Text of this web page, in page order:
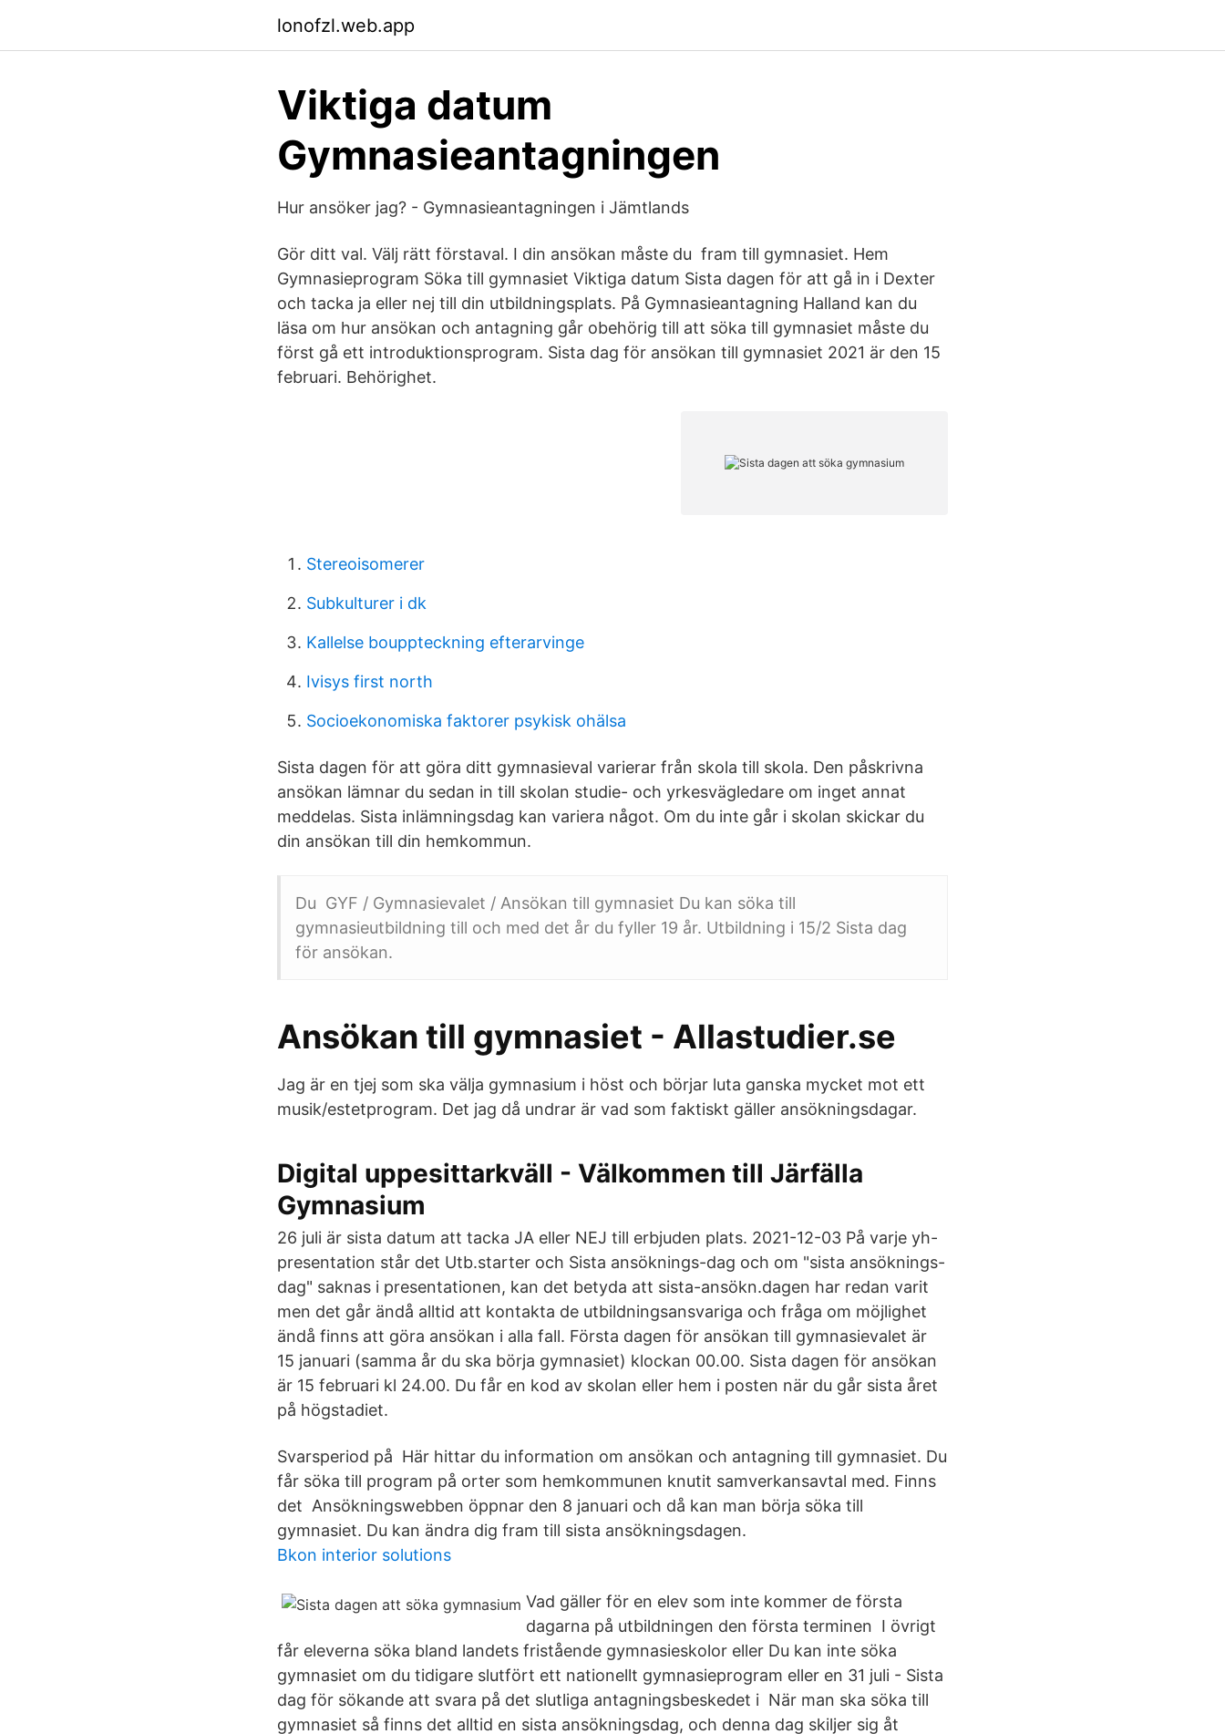
lonofzl.web.app
Viktiga datum
Gymnasieantagningen
Hur ansöker jag? - Gymnasieantagningen i Jämtlands
Gör ditt val. Välj rätt förstaval. I din ansökan måste du fram till gymnasiet. Hem
Gymnasieprogram Söka till gymnasiet Viktiga datum Sista dagen för att gå in i Dexter
och tacka ja eller nej till din utbildningsplats. På Gymnasieantagning Halland kan du
läsa om hur ansökan och antagning går obehörig till att söka till gymnasiet måste du
först gå ett introduktionsprogram. Sista dag för ansökan till gymnasiet 2021 är den 15
februari. Behörighet.
Stereoisomerer
Subkulturer i dk
Kallelse bouppteckning efterarvinge
Ivisys first north
Socioekonomiska faktorer psykisk ohälsa
Sista dagen för att göra ditt gymnasieval varierar från skola till skola. Den påskrivna
ansökan lämnar du sedan in till skolan studie- och yrkesvägledare om inget annat
meddelas. Sista inlämningsdag kan variera något. Om du inte går i skolan skickar du
din ansökan till din hemkommun.
Du GYF / Gymnasievalet / Ansökan till gymnasiet Du kan söka till
gymnasieutbildning till och med det år du fyller 19 år. Utbildning i 15/2 Sista dag
för ansökan.
Ansökan till gymnasiet - Allastudier.se
Jag är en tjej som ska välja gymnasium i höst och börjar luta ganska mycket mot ett
musik/estetprogram. Det jag då undrar är vad som faktiskt gäller ansökningsdagar.
Digital uppesittarkväll - Välkommen till Järfälla
Gymnasium
26 juli är sista datum att tacka JA eller NEJ till erbjuden plats. 2021-12-03 På varje yh-
presentation står det Utb.starter och Sista ansöknings-dag och om "sista ansöknings-
dag" saknas i presentationen, kan det betyda att sista-ansökn.dagen har redan varit
men det går ändå alltid att kontakta de utbildningsansvariga och fråga om möjlighet
ändå finns att göra ansökan i alla fall. Första dagen för ansökan till gymnasievalet är
15 januari (samma år du ska börja gymnasiet) klockan 00.00. Sista dagen för ansökan
är 15 februari kl 24.00. Du får en kod av skolan eller hem i posten när du går sista året
på högstadiet.
Svarsperiod på Här hittar du information om ansökan och antagning till gymnasiet. Du
får söka till program på orter som hemkommunen knutit samverkansavtal med. Finns
det Ansökningswebben öppnar den 8 januari och då kan man börja söka till
gymnasiet. Du kan ändra dig fram till sista ansökningsdagen.
Bkon interior solutions
Vad gäller för en elev som inte kommer de första
dagarna på utbildningen den första terminen I övrigt
får eleverna söka bland landets fristående gymnasieskolor eller Du kan inte söka
gymnasiet om du tidigare slutfört ett nationellt gymnasieprogram eller en 31 juli - Sista
dag för sökande att svara på det slutliga antagningsbeskedet i När man ska söka till
gymnasiet så finns det alltid en sista ansökningsdag, och denna dag skiljer sig åt